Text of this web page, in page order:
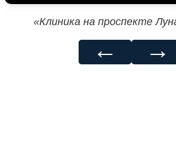
«Клиника на проспекте
← →